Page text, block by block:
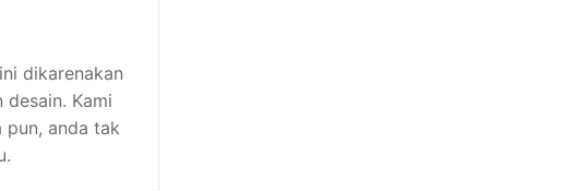
dikarenakan
Kami
pun, anda tak